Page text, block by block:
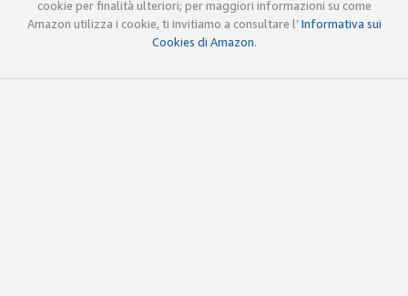
cookie per finalità ulteriori; per maggiori informazioni su come
Amazon utilizza i cookie, ti invitiamo a consultare l’Informativa sui
Cookies di Amazon.